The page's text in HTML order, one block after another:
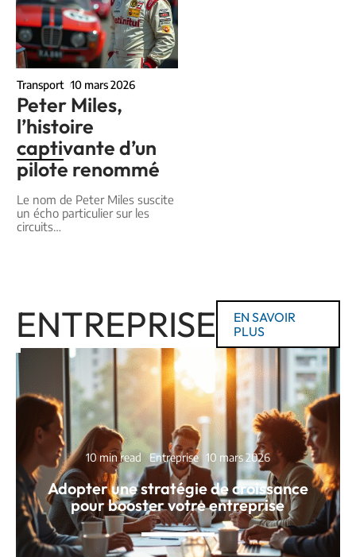
Transport 10 mars 2026
Peter Miles,
l’histoire
captivante d’un
pilote renommé
Le nom de Peter Miles suscite
un écho particulier sur les
circuits…
ENTREPRISE
EN SAVOIR
PLUS
10 min read Entreprise 10 mars 2026
Adopter une stratégie de croissance
pour booster votre entreprise